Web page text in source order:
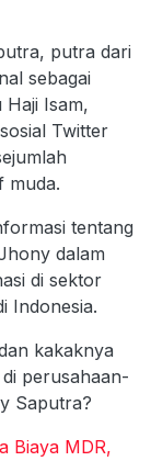
putra dari
sebagai
Isam,
Twitter
muda.
tentang
dalam
di sektor
Indonesia.
kakaknya
perusahaan-
Saputra?
Biaya MDR,